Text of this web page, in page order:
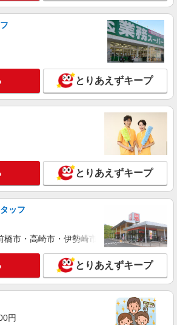
モバイルショップの携帯販売スタッフ
給 233,500円 〜 260,200円 固定残業代:
円 〜 26,200円（15時間相当） ＊＿ 試用期
り 6ヶ月 月給25万円以上 ※経験・能力による
用期間】月給 233500 円 〜 260200 円
■ワイモバイルイオンモール座間店 神奈川県座
広野台2丁目10‐4 イオンモール
詳細を見る
座間店
長職】ワイモバイルショップの携帯販売ス
給 260,000円 〜 322,000円 試用期間あり 6
月給25万円以上 ※経験・能力による 【試用
】月給 260000 円 〜 322000 円
ワイモバイルイオンモール座間店 神奈川県座
広野台2丁目10‐4 イオンモール
詳細を見る
長職】ソフトバンクショップの携帯販売ス
給 260,000円 〜 322,000円 試用期間あり 6
とりあえずキープ
とりあえずキープ
ッフ
橋市・高崎市・伊勢崎市・太田市・館林市
とりあえずキープ
円